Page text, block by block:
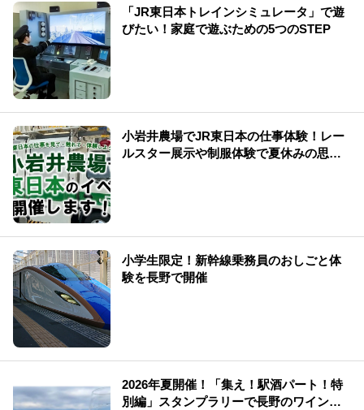
「JR東日本トレインシミュレータ」で遊
びたい！家庭で遊ぶための5つのSTEP
小岩井農場でJR東日本の仕事体験！レー
ルスター展示や制服体験で夏休みの思い
小学生限定！新幹線乗務員のおしごと体
験を長野で開催
2026年夏開催！「集え！駅酒パート！特
別編」スタンプラリーで長野のワイン・